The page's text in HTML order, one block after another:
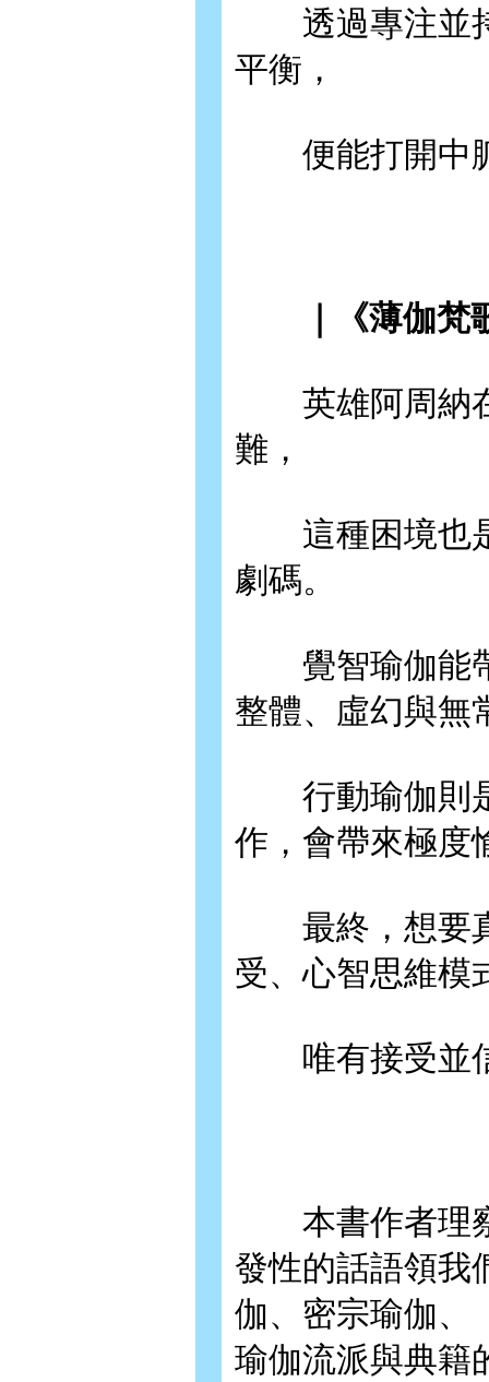
透過專注並持
平衡，
便能打開中脈
｜《薄伽梵
英雄阿周納在
難，
這種困境也是
劇碼。
覺智瑜伽能帶
整體、虛幻與無
行動瑜伽則是
作，會帶來極度
最終，想要真
受、心智思維模
唯有接受並
本書作者理察
發性的話語領我
伽、密宗瑜伽、
瑜伽流派與典籍